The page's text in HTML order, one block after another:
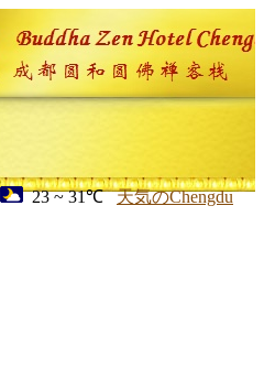
23 ~ 31℃ 天気のChengdu